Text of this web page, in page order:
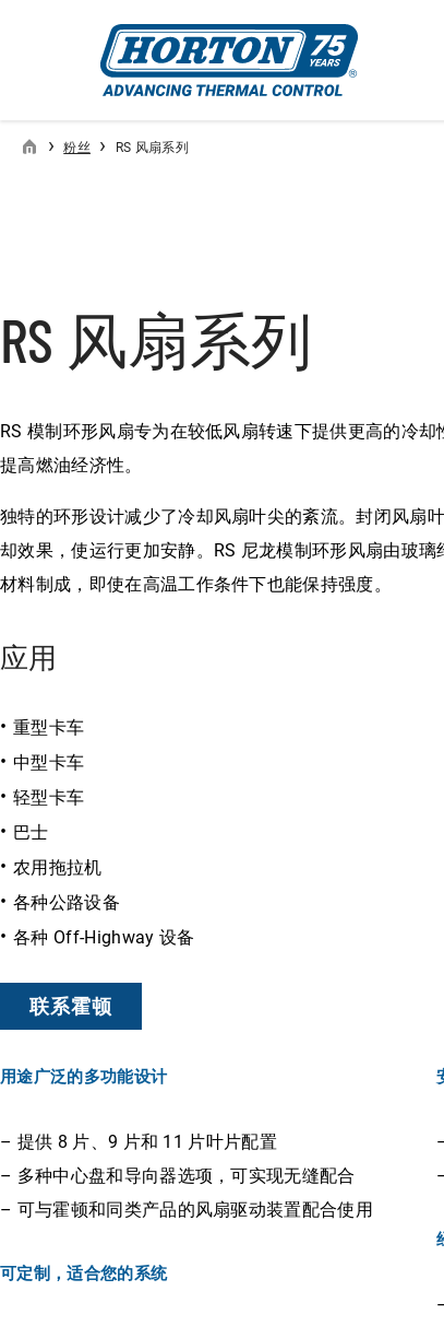
› 粉丝 › RS 风扇系列
RS 风扇系列
RS 模制环形风扇专为在较低风扇转速下提供更高的冷
提高燃油经济性。
独特的环形设计减少了冷却风扇叶尖的紊流。封闭风扇
却效果，使运行更加安静。RS 尼龙模制环形风扇由玻
材料制成，即使在高温工作条件下也能保持强度。
应用
重型卡车
中型卡车
轻型卡车
巴士
农用拖拉机
各种公路设备
各种 Off-Highway 设备
联系霍顿
用途广泛的多功能设计
– 提供 8 片、9 片和 11 片叶片配置
– 多种中心盘和导向器选项，可实现无缝配合
– 可与霍顿和同类产品的风扇驱动装置配合使用
可定制，适合您的系统